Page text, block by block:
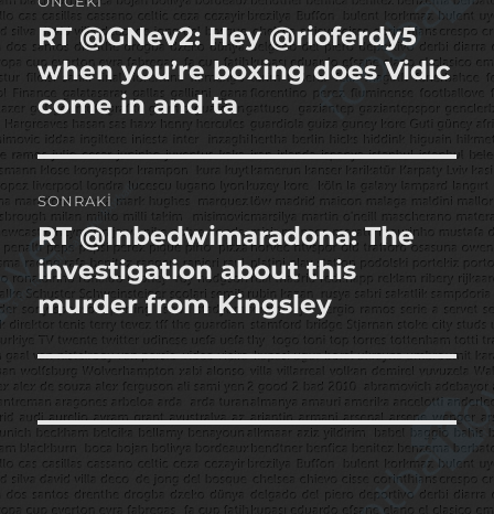
gezinmesi
Önceki
yazı:
RT @GNev2: Hey @rioferdy5
when you’re boxing does Vidic
come in and ta
SONRAKI
Sonraki
yazı:
RT @Inbedwimaradona: The
investigation about this
murder from Kingsley